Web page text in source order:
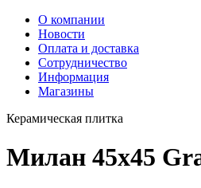
О компании
Новости
Оплата и доставка
Сотрудничество
Информация
Магазины
Керамическая плитка
Милан 45х45